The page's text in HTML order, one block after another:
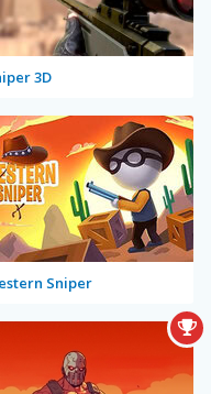
3D
Sniper